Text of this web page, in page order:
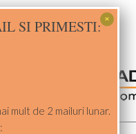
SI PRIMESTI:
mult de 2 mailuri lunar.